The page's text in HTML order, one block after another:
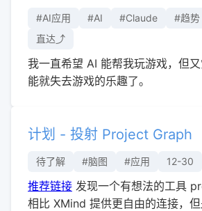
#AI应用 #AI #Claude #趋势
直达⤴︎
我一直希望 AI 能帮我玩游戏，但
能就失去游戏的乐趣了。
计划 - 投射 Project Graph
待了解 #脑图 #应用 12-30
推荐链接 发现一个有想法的工具
相比 XMind 提供更自由的连接，